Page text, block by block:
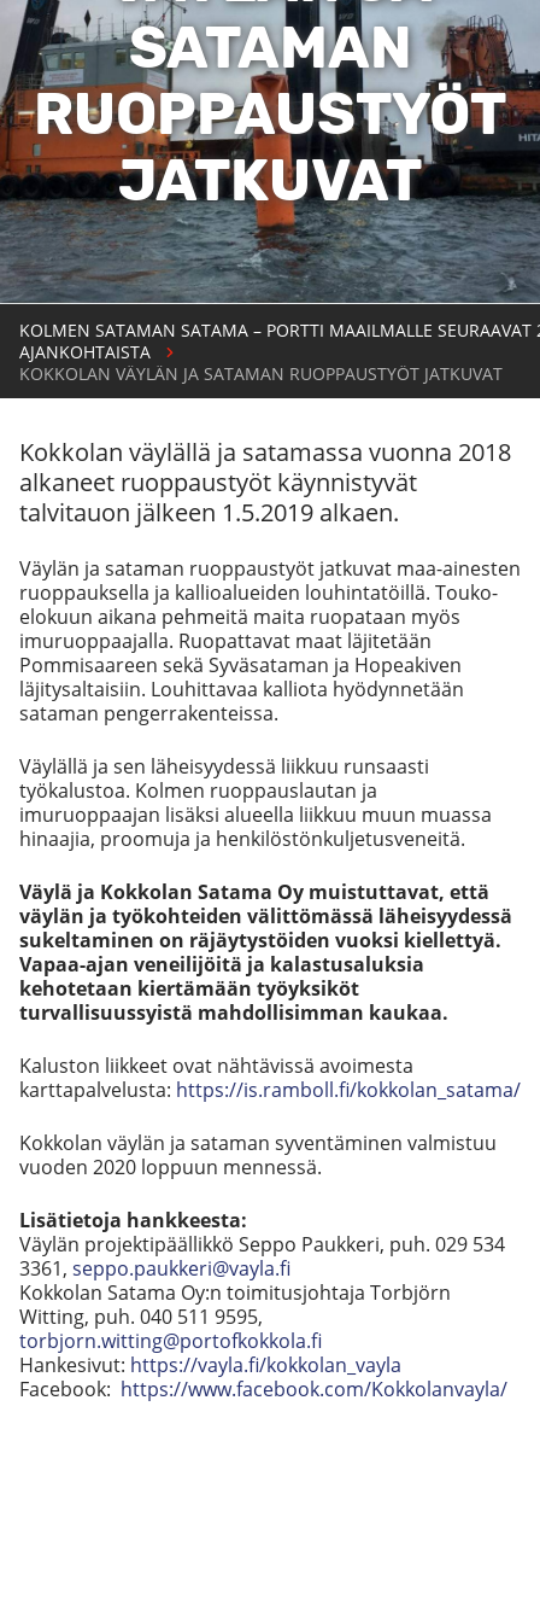
SATAMAN
RUOPPAUSTYÖT
JATKUVAT
KOLMEN SATAMAN SATAMA – PORTTI MAAILMALLE SEURAAVAT
AJANKOHTAISTA
KOKKOLAN VÄYLÄN JA SATAMAN RUOPPAUSTYÖT JATKUVAT
Kokkolan väylällä ja satamassa vuonna 2018
alkaneet ruoppaustyöt käynnistyvät
talvitauon jälkeen 1.5.2019 alkaen.
Väylän ja sataman ruoppaustyöt jatkuvat maa-ainesten
ruoppauksella ja kallioalueiden louhintatöillä. Touko-
elokuun aikana pehmeitä maita ruopataan myös
imuruoppaajalla. Ruopattavat maat läjitetään
Pommisaareen sekä Syväsataman ja Hopeakiven
läjitysaltaisiin. Louhittavaa kalliota hyödynnetään
sataman pengerrakenteissa.
Väylällä ja sen läheisyydessä liikkuu runsaasti
työkalustoa. Kolmen ruoppauslautan ja
imuruoppaajan lisäksi alueella liikkuu muun muassa
hinaajia, proomuja ja henkilöstönkuljetusveneitä.
Väylä ja Kokkolan Satama Oy muistuttavat, että
väylän ja työkohteiden välittömässä läheisyydessä
sukeltaminen on räjäytystöiden vuoksi kiellettyä.
Vapaa-ajan veneilijöitä ja kalastusaluksia
kehotetaan kiertämään työyksiköt
turvallisuussyistä mahdollisimman kaukaa.
Kaluston liikkeet ovat nähtävissä avoimesta
karttapalvelusta: https://is.ramboll.fi/kokkolan_satama/
Kokkolan väylän ja sataman syventäminen valmistuu
vuoden 2020 loppuun mennessä.
Lisätietoja hankkeesta:
Väylän projektipäällikkö Seppo Paukkeri, puh. 029 534
3361, seppo.paukkeri@vayla.fi
Kokkolan Satama Oy:n toimitusjohtaja Torbjörn
Witting, puh. 040 511 9595,
torbjorn.witting@portofkokkola.fi
Hankesivut: https://vayla.fi/kokkolan_vayla
Facebook: https://www.facebook.com/Kokkolanvayla/